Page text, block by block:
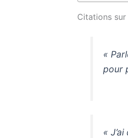
Citations
«
pour
«